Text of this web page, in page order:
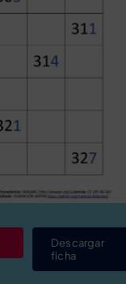
Descargar
ficha